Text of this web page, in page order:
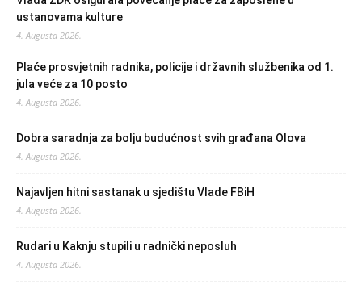
ustanovama kulture
4. Augusta 2026.
Plaće prosvjetnih radnika, policije i državnih službenika od 1.
jula veće za 10 posto
4. Augusta 2026.
Dobra saradnja za bolju budućnost svih građana Olova
4. Augusta 2026.
Najavljen hitni sastanak u sjedištu Vlade FBiH
4. Augusta 2026.
Rudari u Kaknju stupili u radnički neposluh
4. Augusta 2026.